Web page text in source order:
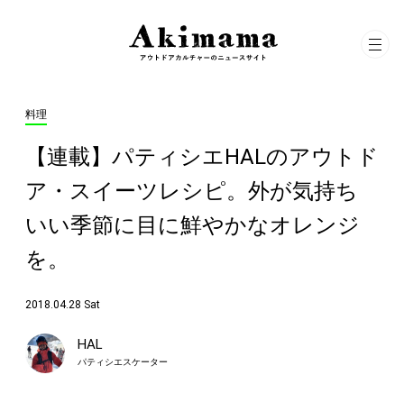
料理
【連載】パティシエHALのアウトド
ア・スイーツレシピ。外が気持ち
いい季節に目に鮮やかなオレンジ
を。
2018.04.28 Sat
HAL
パティシエスケーター